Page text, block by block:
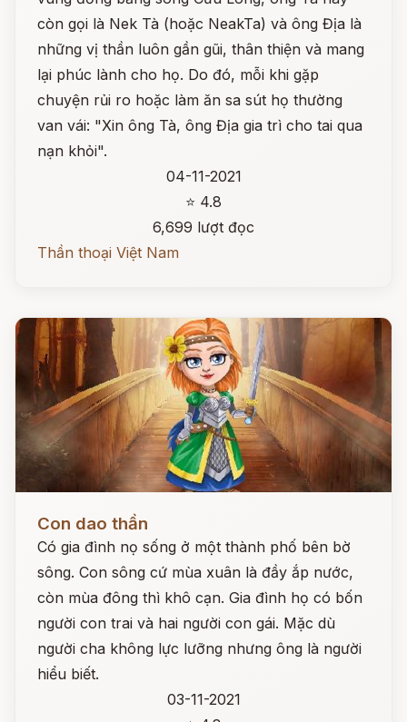
còn gọi là Nek Tà (hoặc NeakTa) và ông Địa là
những vị thần luôn gần gũi, thân thiện và mang
lại phúc lành cho họ. Do đó, mỗi khi gặp
chuyện rủi ro hoặc làm ăn sa sút họ thường
van vái: "Xin ông Tà, ông Địa gia trì cho tai qua
nạn khỏi".
04-11-2021
⭐ 4.8
6,699 lượt đọc
Thần thoại Việt Nam
Con dao thần
Có gia đình nọ sống ở một thành phố bên bờ
sông. Con sông cứ mùa xuân là đầy ắp nước,
còn mùa đông thì khô cạn. Gia đình họ có bốn
người con trai và hai người con gái. Mặc dù
người cha không lực lưỡng nhưng ông là người
hiểu biết.
03-11-2021